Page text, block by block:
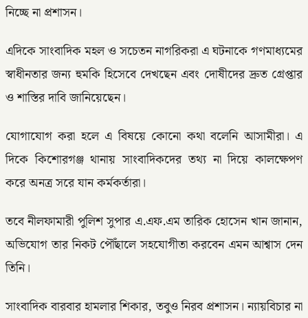
নিচ্ছে না প্রশাসন।
এদিকে সাংবাদিক মহল ও সচেতন নাগরিকরা এ ঘটনাকে গণমাধ্যমের
স্বাধীনতার জন্য হুমকি হিসেবে দেখছেন এবং দোষীদের দ্রুত গ্রেপ্তার
ও শাস্তির দাবি জানিয়েছেন।
যোগাযোগ করা হলে এ বিষয়ে কোনো কথা বলেনি আসামীরা। এ
দিকে কিশোরগঞ্জ থানায় সাংবাদিকদের তথ্য না দিয়ে কালক্ষেপণ
করে অনত্র সরে যান কর্মকর্তারা।
তবে নীলফামারী পুলিশ সুপার এ.এফ.এম তারিক হোসেন খান জানান,
অভিযোগ তার নিকট পৌঁছালে সহযোগীতা করবেন এমন আশ্বাস দেন
তিনি।
সাংবাদিক বারবার হামলার শিকার, তবুও নিরব প্রশাসন। ন্যায়বিচার না